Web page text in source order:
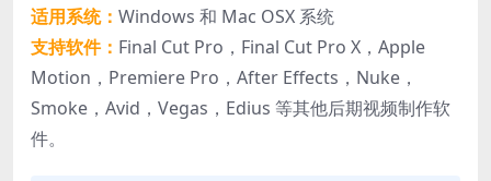
适用系统： Windows 和 Mac OSX 系统
支持软件： Final Cut Pro，Final Cut Pro X，Apple
Motion，Premiere Pro，After Effects，Nuke，
Smoke，Avid，Vegas，Edius 等其他后期视频制作软
件。